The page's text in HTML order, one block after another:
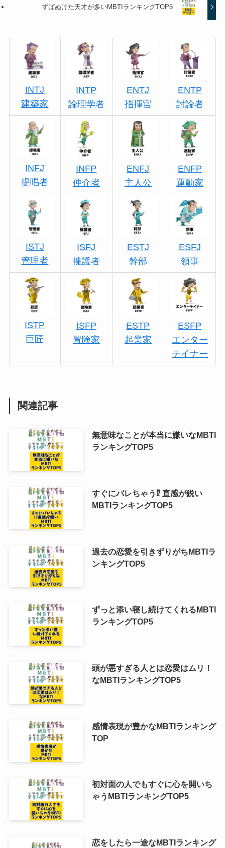
ずばぬけた天才が多いMBTIランキングTOP5
INTJ
建築家
INTP
論理学者
ENTJ
指揮官
ENTP
討論者
INFJ
提唱者
INFP
仲介者
ENFJ
主人公
ENFP
運動家
ISTJ
管理者
ISFJ
擁護者
ESTJ
幹部
ESFJ
領事
ISTP
巨匠
ISFP
冒険家
ESTP
起業家
ESFP
エンター
テイナー
関連記事
無意味なことが本当に嫌いなMBTI
ランキングTOP5
すぐにバレちゃう⁉︎ 直感が鋭い
MBTIランキングTOP5
過去の恋愛を引きずりがちMBTIラ
ンキングTOP5
ずっと添い寝し続けてくれるMBTI
ランキングTOP5
頭が悪すぎる人とは恋愛はムリ！
なMBTIランキングTOP5
感情表現が豊かなMBTIランキング
TOP
初対面の人でもすぐに心を開いち
ゃうMBTIランキングTOP5
恋をしたら一途なMBTIランキング